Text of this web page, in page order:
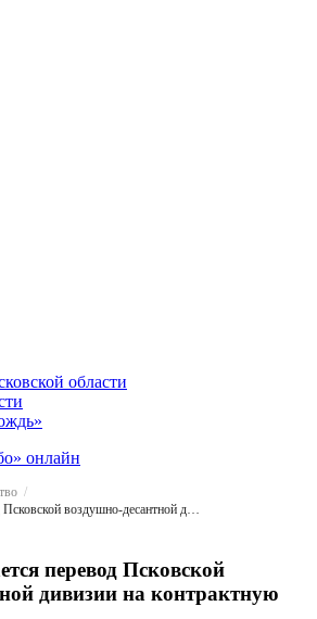
области
онлайн
С 1 июля начинается перевод Псковской воздушно-десантной дивизии на контрактную основу
перевод Псковской
дивизии на контрактную